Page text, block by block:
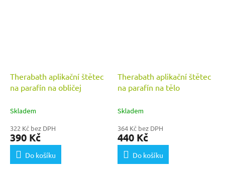
Therabath aplikační štětec
na parafín na obličej
Skladem
322 Kč bez DPH
390 Kč
Do košíku
Therabath aplikační štětec
na parafín na tělo
Skladem
364 Kč bez DPH
440 Kč
Do košíku